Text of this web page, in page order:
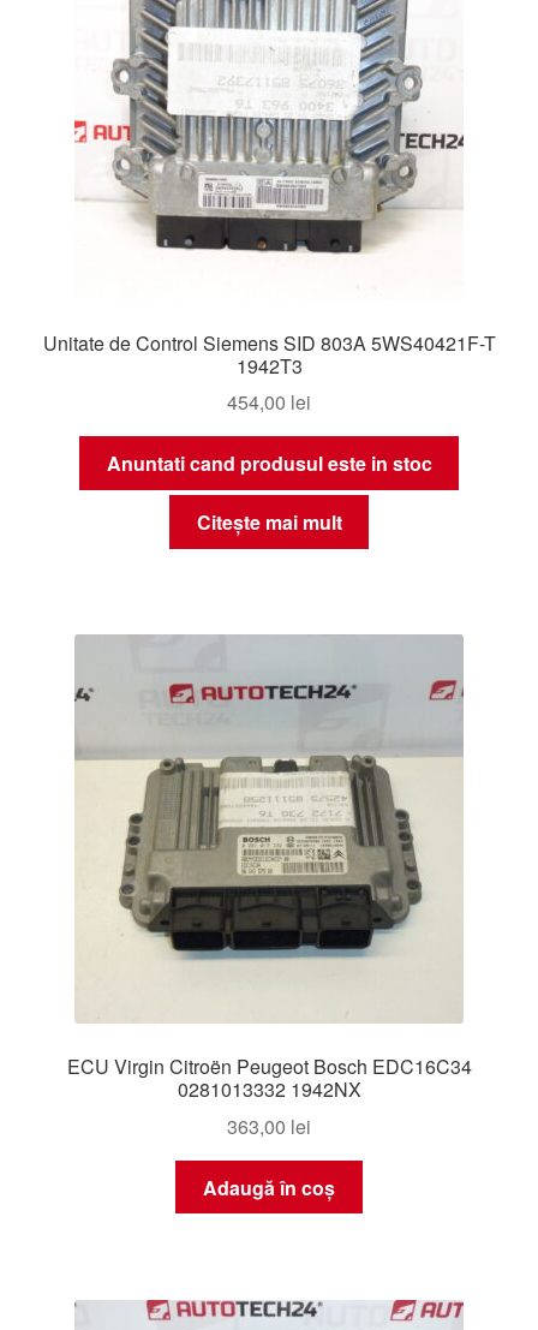
Unitate de Control Siemens SID 803A 5WS40421F-T
1942T3
454,00 lei
Anuntati cand produsul este in stoc
Citește mai mult
ECU Virgin Citroën Peugeot Bosch EDC16C34
0281013332 1942NX
363,00 lei
Adaugă în coș